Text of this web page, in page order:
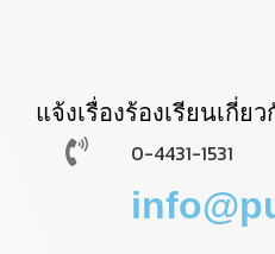
แจ้งเรื่องร้องเรียนเกี่ย
0-4431-1531